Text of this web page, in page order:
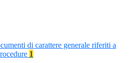
di carattere generale riferiti a
1